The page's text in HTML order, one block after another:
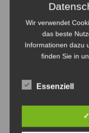
ansprechen, um
beteiligen kann.
„Interessierte
der Feuerwehr
melden. Werden Sie
Sie mit, das
ist die neue
für Neueinsteiger.
Wir verwendet
das beste
Informationen dazu
finden Sie in
Essenziell